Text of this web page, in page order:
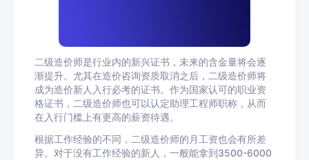
二级造价师是行业内的新兴证书，未来的含金量将会逐
渐提升。尤其在造价咨询资质取消之后，二级造价师将
成为造价新人入行必考的证书。作为国家认可的职业资
格证书，二级造价师也可以认定助理工程师职称，从而
在入行门槛上有更高的薪资待遇。
根据工作经验的不同，二级造价师的月工资也会有所差
异。对于没有工作经验的新人，一般能拿到3500-6000